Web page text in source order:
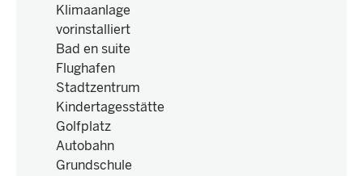
Klimaanlage
vorinstalliert
Bad en suite
Flughafen
Stadtzentrum
Kindertagesstätte
Golfplatz
Autobahn
Grundschule